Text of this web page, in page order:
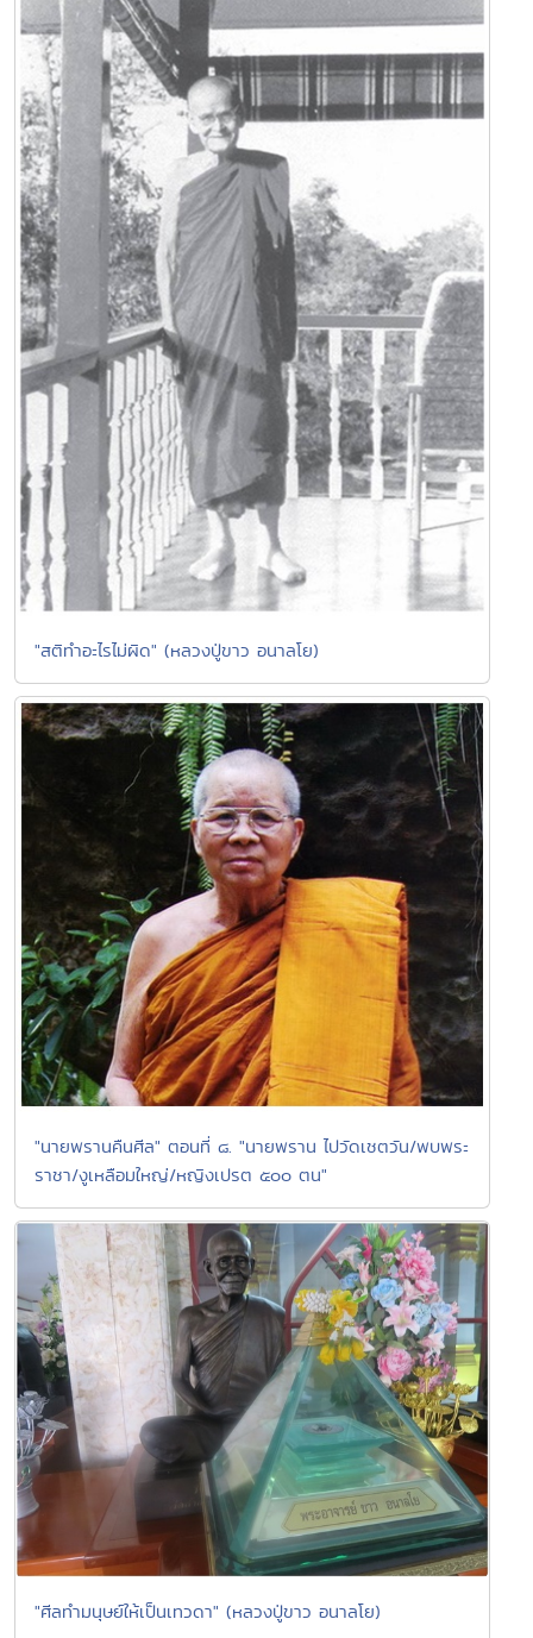
"สติทำอะไรไม่ผิด" (หลวงปู่ขาว อนาลโย)
"นายพรานคืนศีล" ตอนที่ ๘. "นายพราน ไปวัดเชตวัน/พบพระ
ราชา/งูเหลือมใหญ่/หญิงเปรต ๕๐๐ ตน"
"ศีลทำมนุษย์ให้เป็นเทวดา" (หลวงปู่ขาว อนาลโย)